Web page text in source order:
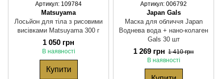
Артикул: 109784
Matsuyama
Лосьйон для тіла з рисовими
висівками Matsuyama 300 г
1 050 грн
В наявності
Купити
Артикул: 006792
Japan Gals
Маска для обличчя Japan
Воднева вода + нано-колаген
Gals 30 шт
1 269 грн 1 410 грн
В наявності